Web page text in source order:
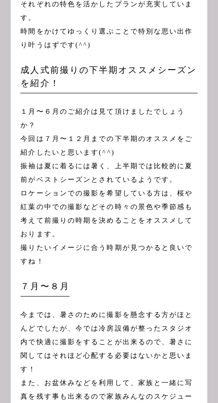
それぞれの特色を活かしたプランが充実していま
す。
時間をかけてゆっくり選ぶことで特別な思い出作
り叶うはずです(^^)
成人式前撮りの下半期オススメシーズン
を紹介！
１月〜６月のご紹介は見て頂けましたでしょう
か？
今回は７月〜１２月までの下半期のオススメをご
紹介したいと思います(^^)
振袖は夏に着るには暑く、上半期では比較的に夏
前がベストシーズンとされているようです。
ロケーションでの撮影を希望している方は、桜や
紅葉の中での撮影などその時々の景色や季節感も
考えて前撮りの時期を決めることをオススメして
おります。
撮りたいイメージに合う時期が見つかると良いで
すね！
７月〜８月
今までは、暑さのために撮影を懸念する方がほと
んどでしたが、今では冷房設備が整ったスタジオ
内で快適に撮影をすることが出来るので、暑さに
関してはそれほど心配する必要はないかと思いま
す！
また、お盆休みなどを利用して、家族と一緒に写
真を残す事も出来るので家族みんなのスケジュー